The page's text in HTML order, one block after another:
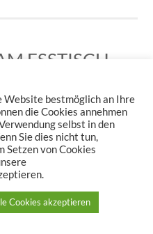
ESSTISCH
WILD!
HINTERLASSE EINEN
Website bestmöglich an Ihre
die Cookies annehmen
selbst in den
Sie dies nicht tun,
Setzen von Cookies
Cookies akzeptieren